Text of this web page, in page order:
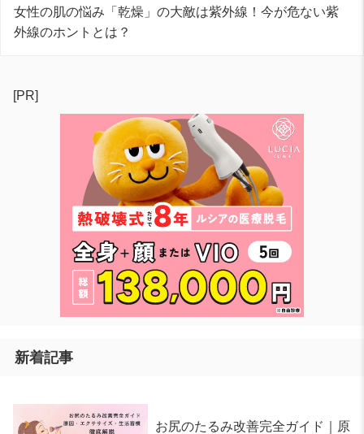
女性の肌の悩み「乾燥」の大敵は紫外線！今が危ない紫
外線のホントとは？
[PR]
新着記事
お尻のたるみ改善完全ガイド｜原